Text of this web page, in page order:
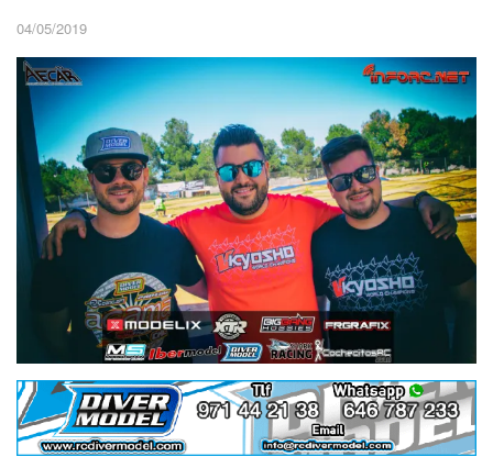
04/05/2019